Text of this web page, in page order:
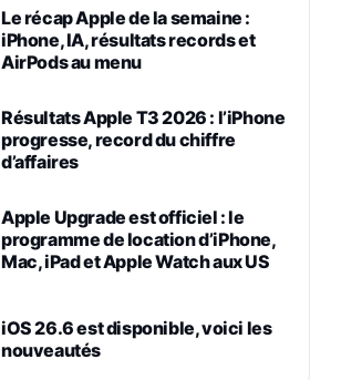
Le récap Apple de la semaine :
iPhone, IA, résultats records et
AirPods au menu
Résultats Apple T3 2026 : l’iPhone
progresse, record du chiffre
d’affaires
Apple Upgrade est officiel : le
programme de location d’iPhone,
Mac, iPad et Apple Watch aux US
iOS 26.6 est disponible, voici les
nouveautés